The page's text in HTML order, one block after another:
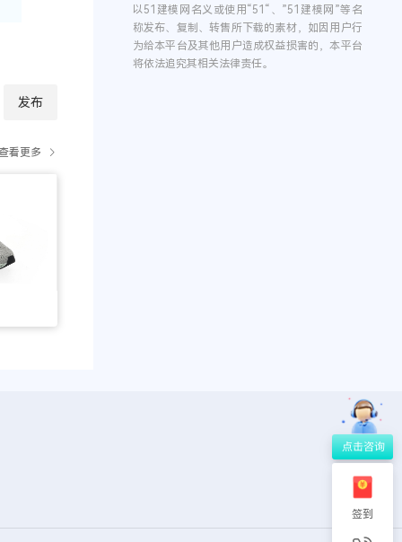
发布
看更多
以51建模网名义或使用“51“、”51建模网”等名
称发布、复制、转售所下载的素材，如因用户行
为给本平台及其他用户造成权益损害的，本平台
将依法追究其相关法律责任。
签到